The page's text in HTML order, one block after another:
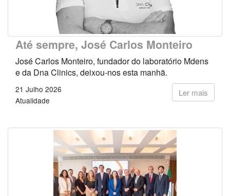
Até sempre, José Carlos Monteiro
José Carlos Monteiro, fundador do laboratório Mdens
e da Dna Clinics, deixou-nos esta manhã.
Ler mais
21 Julho 2026
Atualidade